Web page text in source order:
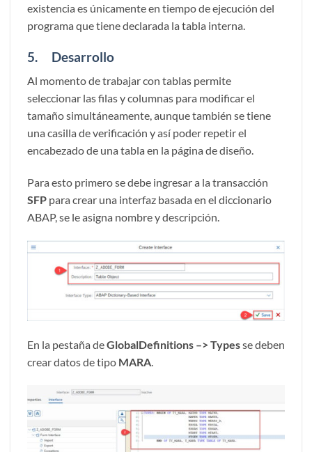
existencia es únicamente en tiempo de ejecución del
programa que tiene declarada la tabla interna.
5. Desarrollo
Al momento de trabajar con tablas permite
seleccionar las filas y columnas para modificar el
tamaño simultáneamente, aunque también se tiene
una casilla de verificación y así poder repetir el
encabezado de una tabla en la página de diseño.
Para esto primero se debe ingresar a la transacción
SFP para crear una interfaz basada en el diccionario
ABAP, se le asigna nombre y descripción.
En la pestaña deGlobalDefinitions –> Typesse deben
crear datos de tipo MARA